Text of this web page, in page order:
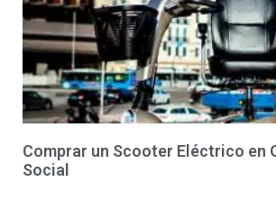
Comprar un Scooter Eléctrico en
Social